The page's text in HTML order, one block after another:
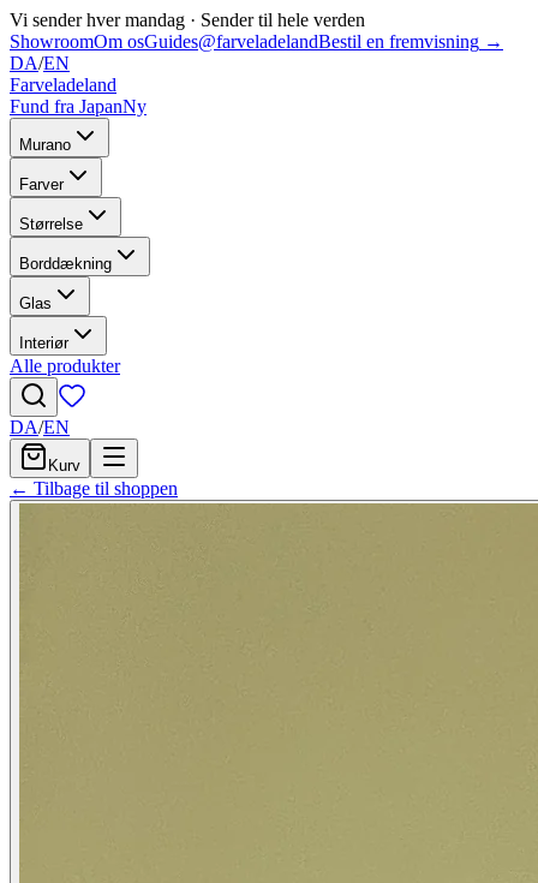
Vi sender hver mandag · Sender til hele verden
ShowroomOm osGuides@farveladelandBestil en fremvisning →
DA/EN
Farveladeland
Fund fra JapanNy
Murano
Farver
Størrelse
Borddækning
Glas
Interiør
Alle produkter
DA/EN
Kurv
← Tilbage til shoppen